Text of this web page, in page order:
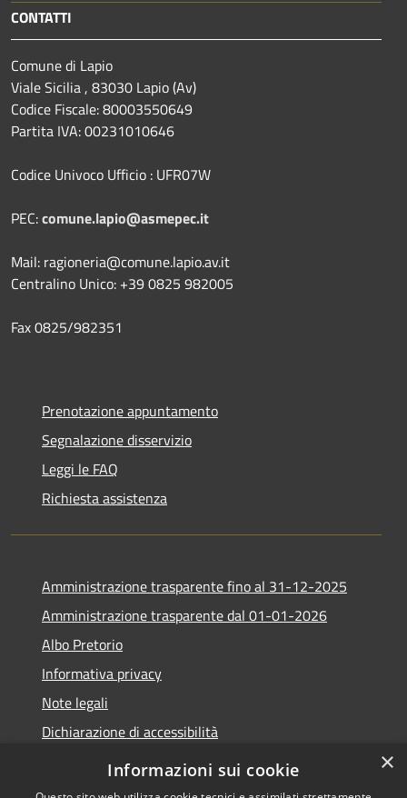
CONTATTI
Comune di Lapio
Viale Sicilia , 83030 Lapio (Av)
Codice Fiscale: 80003550649
Partita IVA: 00231010646
Codice Univoco Ufficio : UFR07W
PEC:comune.lapio@asmepec.it
Mail: ragioneria@comune.lapio.av.it
Centralino Unico: +39 0825 982005
Fax 0825/982351
Prenotazione appuntamento
Segnalazione disservizio
Leggi le FAQ
Richiesta assistenza
Amministrazione trasparente fino al 31-12-2025
Amministrazione trasparente dal 01-01-2026
Albo Pretorio
Informativa privacy
Note legali
Dichiarazione di accessibilità
×
Informazioni sui cookie